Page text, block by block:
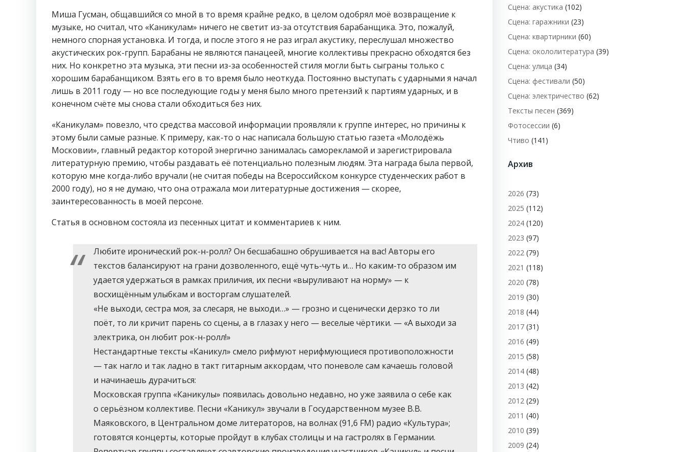
Миша Гусман, общавшийся со мной в то время крайне редко, в целом одобрял моё возвращение к
музыке, но считал, что «Каникулам» ничего не светит из-за отсутствия барабанщика. Это, пожалуй,
немного спорная установка. И тогда, и после этого я не раз играл акустику, переслушал множество
акустических рок-групп. Барабаны не являются панацеей, многие коллективы прекрасно обходятся без
них. Но конкретно эта музыка, эти песни из-за особенностей стиля могли быть сыграны только с
хорошим барабанщиком. Взять его в то время было неоткуда. Постоянно выступать с ударными я начал
лишь в 2011 году — но все последующие годы у меня было много претензий к партиям ударных, и в
конечном счёте мы снова стали обходиться без них.
«Каникулам» повезло, что средства массовой информации проявляли к группе интерес, но причины к
этому были самые разные. К примеру, как-то о нас написала большую статью газета «Молодёжь
Московии», главный редактор которой энергично занималась саморекламой и зарегистрировала
литературную премию, чтобы раздавать её потенциально полезным людям. Эта награда была первой,
которую мне когда-либо вручали (не считая победы на Всероссийском конкурсе студенческих работ в
2000 году), но я не думаю, что она отражала мои литературные достижения — скорее,
заинтересованность в моей персоне.
Статья в основном состояла из песенных цитат и комментариев к ним.
Любите иронический рок-н-ролл? Он бесшабашно обрушивается на вас! Авторы его
текстов балансируют на грани дозволенного, ещё чуть-чуть и… Но каким-то образом им
удается удержаться в рамках приличия, их песни «выруливают на норму» — к
восхищённым улыбкам и восторгам слушателей.
«Не выходи, сестра моя, за слесаря, не выходи…» — грозно и сценически дерзко то ли
поёт, то ли кричит парень со сцены, а в глазах у него — веселые чёртики. — «А выходи за
электрика, он любит рок-н-ролл!»
Нестандартные тексты «Каникул» смело рифмуют нерифмующиеся противоположности
— так нагло и так ладно в такт гитарным аккордам, что поневоле сам качаешь головой
и начинаешь дурачиться:
Московская группа «Каникулы» появилась довольно недавно, но уже заявила о себе как
о серьёзном коллективе. Песни «Каникул» звучали в Государственном музее В.В.
Маяковского, в Центральном доме литераторов, на волнах (91,6 FM) радио «Культура»;
готовятся концерты, которые пройдут в клубах столицы и на гастролях в Германии.
Сцена: акустика (102)
Сцена: гаражники (23)
Сцена: квартирники (60)
Сцена: окололитература (39)
Сцена: улица (34)
Сцена: фестивали (50)
Сцена: электричество (62)
Тексты песен (369)
Фотосессии (6)
Чтиво (141)
Архив
2026 (73)
2025 (112)
2024 (120)
2023 (97)
2022 (79)
2021 (118)
2020 (78)
2019 (30)
2018 (44)
2017 (31)
2016 (49)
2015 (58)
2014 (48)
2013 (42)
2012 (29)
2011 (40)
2010 (39)
2009 (24)